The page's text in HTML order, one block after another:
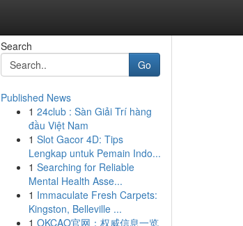
Search
Go
Published News
1 24club : Sàn Giải Trí hàng
đầu Việt Nam
1 Slot Gacor 4D: Tips
Lengkap untuk Pemain Indo...
1 Searching for Reliable
Mental Health Asse...
1 Immaculate Fresh Carpets:
Kingston, Belleville ...
1 OKCAO官网：权威信息一览